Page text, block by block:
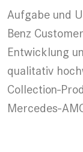
Aufgabe und
Benz
Entwicklung
qualitativ
Collection-
Mercedes-